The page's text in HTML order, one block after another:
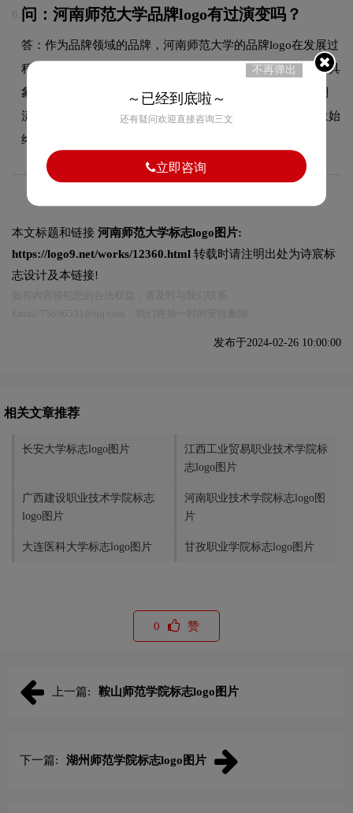
6. 问：河南师范大学品牌logo有过演变吗？
答：作为品牌领域的品牌，河南师范大学的品牌logo在发展过
程中经历了持续优化与迭代，整体呈现出从复杂到简约、从具
象到抽象的现代化演变趋势。每一次更新都紧跟时代审美潮
流，同时保持品牌核心识别元素的延续性，使品牌视觉形象始
终与时俱进，历久弥新。
本文标题和链接 河南师范大学标志logo图片:
https://logo9.net/works/12360.html 转载时请注明出处为诗宸标
志设计及本链接!
发布于2024-02-26 10:00:00
相关文章推荐
长安大学标志logo图片
江西工业贸易职业技术学院标
志logo图片
广西建设职业技术学院标志
logo图片
河南职业技术学院标志logo图
片
大连医科大学标志logo图片 甘孜职业学院标志logo图片
0 赞
上一篇: 鞍山师范学院标志logo图片
下一篇: 湖州师范学院标志logo图片
不再弹出
～已经到底啦～
还有疑问欢迎直接咨询三文
立即咨询